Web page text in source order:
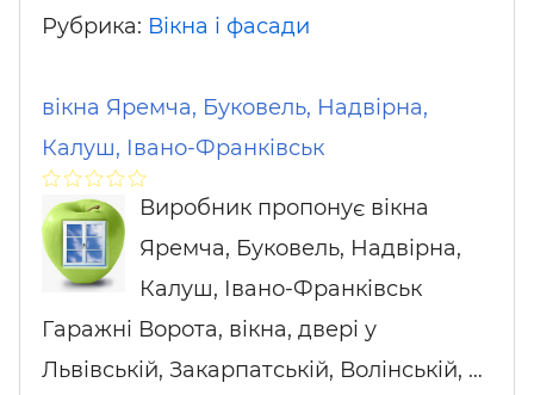
Рубрика: Вікна і фасади
вікна Яремча, Буковель, Надвірна,
Калуш, Івано-Франківськ
Виробник пропонує вікна
Яремча, Буковель, Надвірна,
Калуш, Івано-Франківськ
Гаражні Ворота, вікна, двері у
Львівській, Закарпатській, Волінській, …